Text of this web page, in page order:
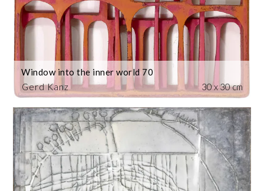
Gerd Kanz
Window into the inner world 70
30 x 30 cm